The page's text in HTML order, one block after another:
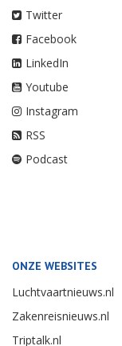
Twitter
Facebook
LinkedIn
Youtube
Instagram
RSS
Podcast
ONZE WEBSITES
Luchtvaartnieuws.nl
Zakenreisnieuws.nl
Triptalk.nl